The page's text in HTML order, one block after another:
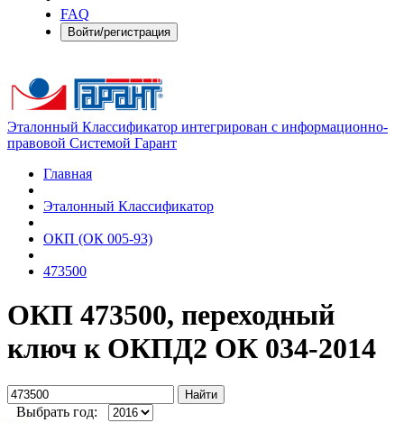
FAQ
Войти/регистрация
Эталонный Классификатор интегрирован с информационно-
правовой Системой Гарант
Главная
Эталонный Классификатор
ОКП (ОК 005-93)
473500
ОКП 473500, переходный
ключ к ОКПД2 ОК 034-2014
Найти
Выбрать год: